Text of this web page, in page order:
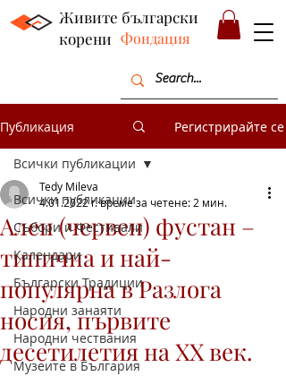
Живите български
корени Фондация
Публикация Регистрирайте се
Всички публикации
Събори и Фестивали
Календари
Български Традиции
Народни занаяти
Народни чествания
Музеите в България
Всички публикации
Ален (червен) фустан –
типична и най-
популярна в Разлогa
носия, първите
десетилетия на ХХ век.
Tedy Mileva
4.01.2022 г.време за четене: 2 мин.